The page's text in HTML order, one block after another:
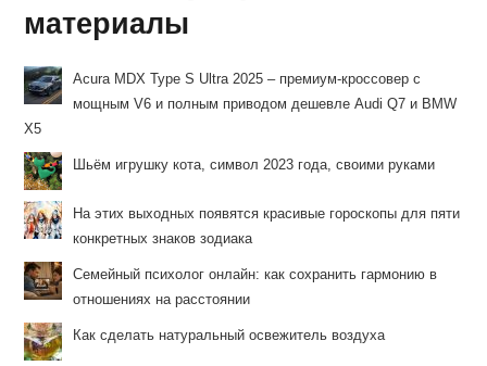
материалы
Acura MDX Type S Ultra 2025 – премиум-кроссовер с
мощным V6 и полным приводом дешевле Audi Q7 и BMW
X5
Шьём игрушку кота, символ 2023 года, своими руками
На этих выходных появятся красивые гороскопы для пяти
конкретных знаков зодиака
Семейный психолог онлайн: как сохранить гармонию в
отношениях на расстоянии
Как сделать натуральный освежитель воздуха